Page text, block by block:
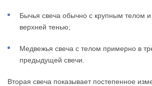
Бычья свеча обычно с крупным телом
верхней тенью;
Медвежья свеча с телом примерно в
предыдущей свечи.
Вторая свеча показывает постепенное